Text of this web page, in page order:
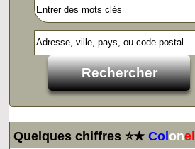
Quelques chiffres ⭐★Colonel